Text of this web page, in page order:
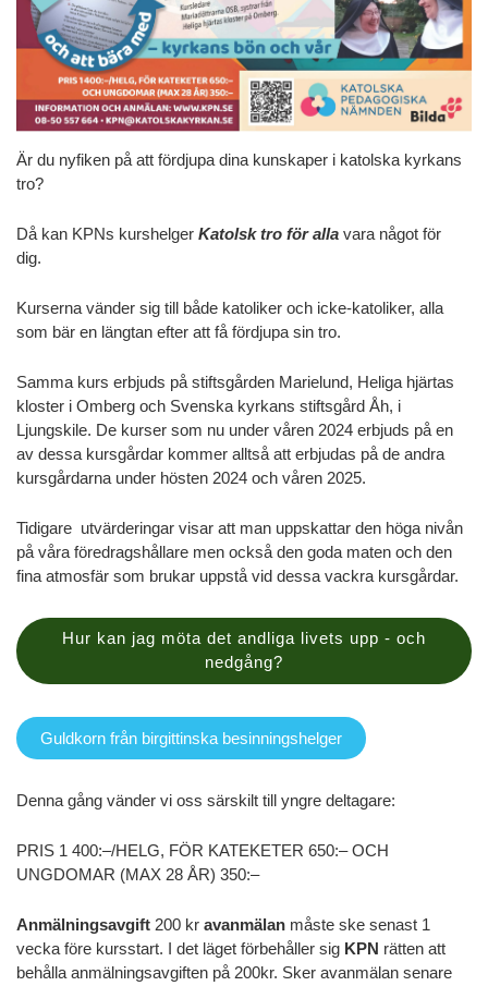
Är du nyfiken på att fördjupa dina kunskaper i katolska kyrkans
tro?
Då kan KPNs kurshelger Katolsk tro för alla vara något för
dig.
Kurserna vänder sig till både katoliker och icke-katoliker, alla
som bär en längtan efter att få fördjupa sin tro.
Samma kurs erbjuds på stiftsgården Marielund, Heliga hjärtas
kloster i Omberg och Svenska kyrkans stiftsgård Åh, i
Ljungskile. De kurser som nu under våren 2024 erbjuds på en
av dessa kursgårdar kommer alltså att erbjudas på de andra
kursgårdarna under hösten 2024 och våren 2025.
Tidigare utvärderingar visar att man uppskattar den höga nivån
på våra föredragshållare men också den goda maten och den
fina atmosfär som brukar uppstå vid dessa vackra kursgårdar.
Hur kan jag möta det andliga livets upp - och
nedgång?
Guldkorn från birgittinska besinningshelger
Denna gång vänder vi oss särskilt till yngre deltagare:
PRIS 1 400:–/HELG, FÖR KATEKETER 650:– OCH
UNGDOMAR (MAX 28 ÅR) 350:–
Anmälningsavgift 200 kr avanmälan måste ske senast 1
vecka före kursstart. I det läget förbehåller sig KPN rätten att
behålla anmälningsavgiften på 200kr. Sker avanmälan senare